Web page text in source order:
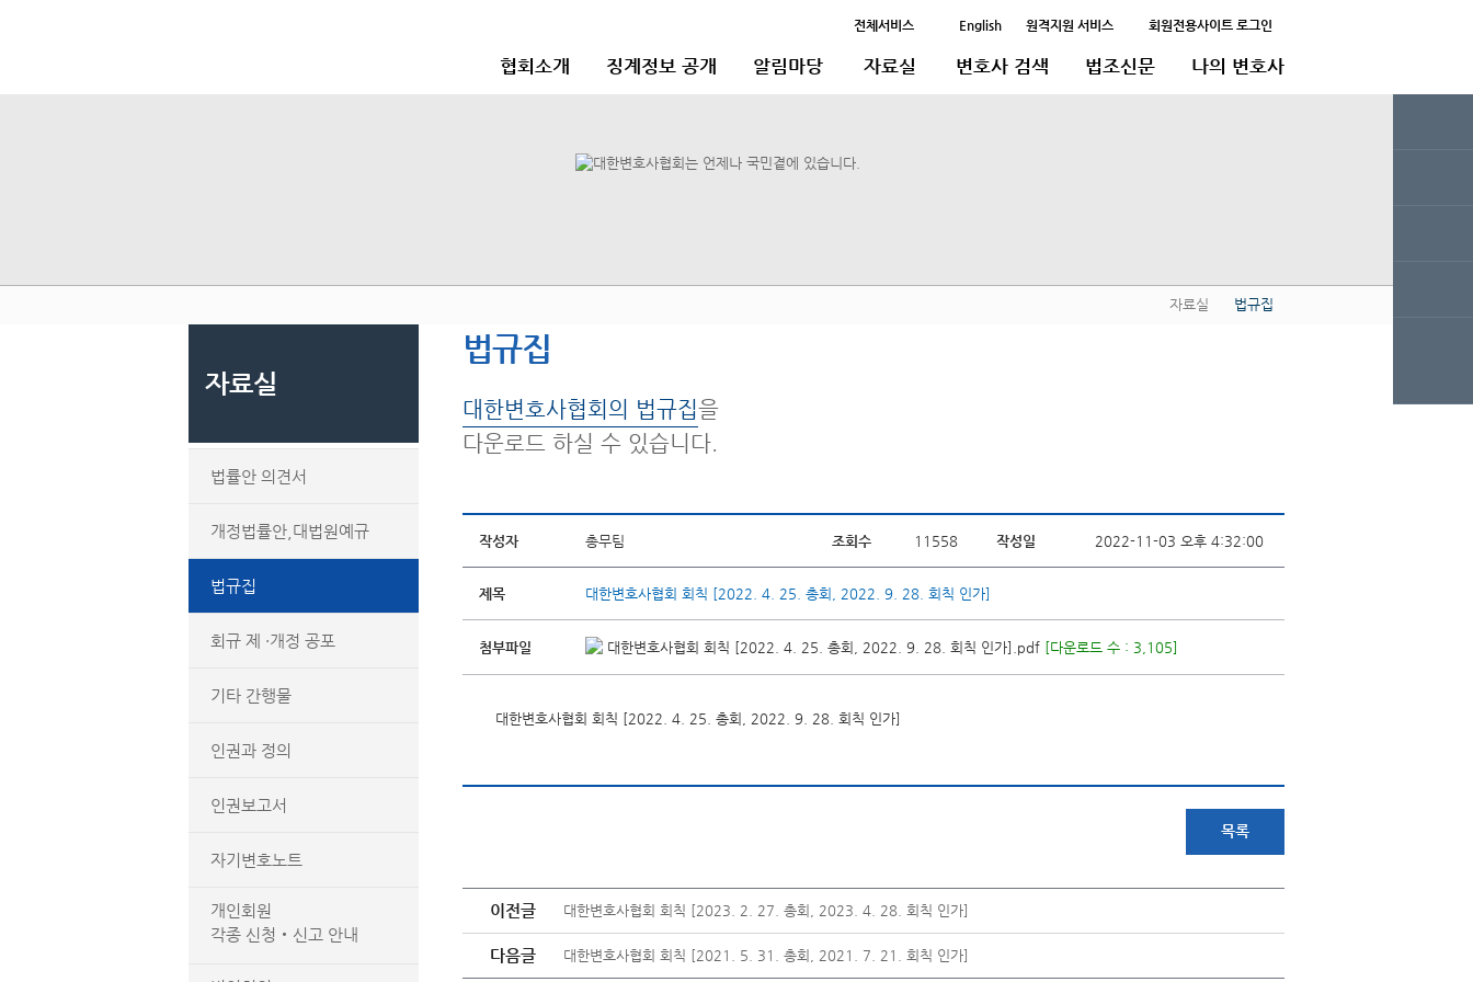
전체서비스 English 원격지원 서비스 회원전용사이트 로그인
협회소개 징계정보 공개 알림마당 자료실 변호사 검색 법조신문 나의 변호사
자료실 법규집
자료실
법률안 의견서
개정법률안,대법원예규
법규집
회규 제 ·개정 공포
기타 간행물
인권과 정의
인권보고서
자기변호노트
개인회원
각종 신청‧신고 안내
법규집
대한변호사협회의 법규집을
다운로드 하실 수 있습니다.
작성자 총무팀 조회수 11558 작성일 2022-11-03 오후 4:32:00
제목 대한변호사협회 회칙 [2022. 4. 25. 총회, 2022. 9. 28. 회칙 인가]
첨부파일 대한변호사협회 회칙 [2022. 4. 25. 총회, 2022. 9. 28. 회칙 인가].pdf [다운로드 수 : 3,105]
대한변호사협회 회칙 [2022. 4. 25. 총회, 2022. 9. 28. 회칙 인가]
목록
이전글 대한변호사협회 회칙 [2023. 2. 27. 총회, 2023. 4. 28. 회칙 인가]
다음글 대한변호사협회 회칙 [2021. 5. 31. 총회, 2021. 7. 21. 회칙 인가]